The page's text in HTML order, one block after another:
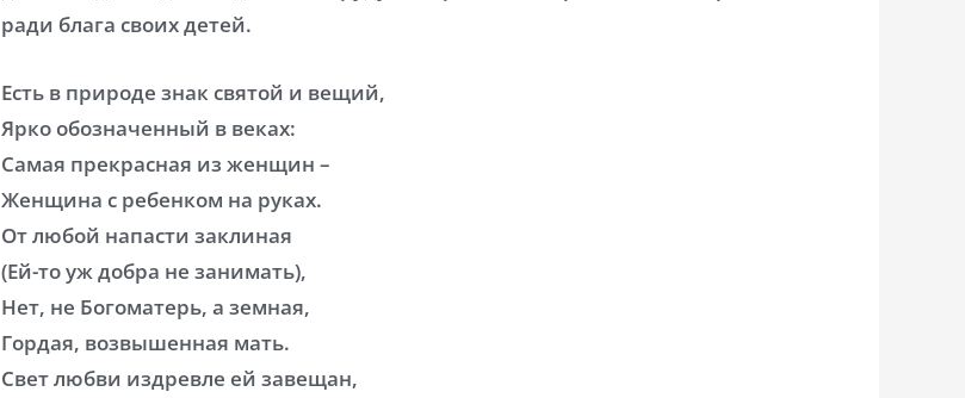
ради блага своих детей.
Есть в природе знак святой и вещий,
Ярко обозначенный в веках:
Самая прекрасная из женщин –
Женщина с ребенком на руках.
От любой напасти заклиная
(Ей-то уж добра не занимать),
Нет, не Богоматерь, а земная,
Гордая, возвышенная мать.
Свет любви издревле ей завещан,